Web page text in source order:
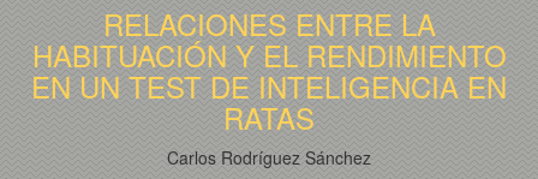
RELACIONES ENTRE LA
HABITUACIÓN Y EL RENDIMIENTO
EN UN TEST DE INTELIGENCIA EN
RATAS
Carlos Rodríguez Sánchez